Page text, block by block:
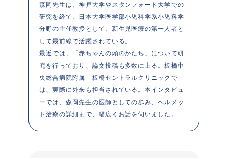
森岡先生は、神戸大学やスタンフォード大学での
研究を経て、日本大学医学部小児科学系小児科学
分野の主任教授として、新生児医療の第一人者と
して最前線で活躍されている。
最近では、「赤ちゃんの頭のかたち」について研
究を行っており、論文投稿も多数に上る。板橋中
央総合病院附属　板橋セントラルクリニックで
は、実際に外来も担当されている。本インタビュ
ーでは、森岡先生の医師としての歩み、ヘルメッ
ト治療の詳細まで、幅広くお話を伺いました。